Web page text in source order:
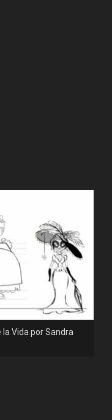
Vida por Sandra